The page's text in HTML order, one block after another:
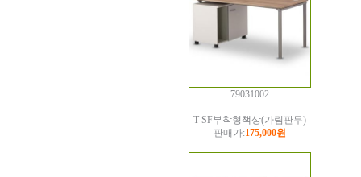
79031002
T-SF부착형책상(가림판무)
판매가:175,000원